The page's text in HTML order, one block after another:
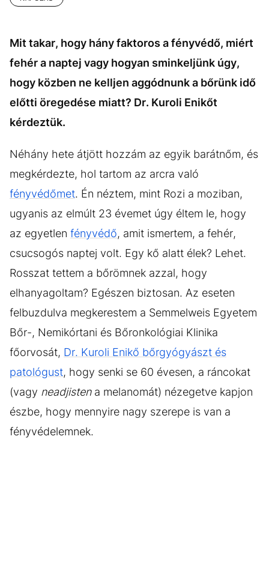
Mit takar, hogy hány faktoros a fényvédő, miért
fehér a naptej vagy hogyan sminkeljünk úgy,
hogy közben ne kelljen aggódnunk a bőrünk idő
előtti öregedése miatt? Dr. Kuroli Enikőt
kérdeztük.
Néhány hete átjött hozzám az egyik barátnőm, és
megkérdezte, hol tartom az arcra való
fényvédőmet. Én néztem, mint Rozi a moziban,
ugyanis az elmúlt 23 évemet úgy éltem le, hogy
az egyetlen fényvédő, amit ismertem, a fehér,
csucsogós naptej volt. Egy kő alatt élek? Lehet.
Rosszat tettem a bőrömnek azzal, hogy
elhanyagoltam? Egészen biztosan. Az eseten
felbuzdulva megkerestem a Semmelweis Egyetem
Bőr-, Nemikórtani és Bőronkológiai Klinika
főorvosát, Dr. Kuroli Enikő bőrgyógyászt és
patológust, hogy senki se 60 évesen, a ráncokat
(vagy neadjistena melanomát) nézegetve kapjon
észbe, hogy mennyire nagy szerepe is van a
fényvédelemnek.